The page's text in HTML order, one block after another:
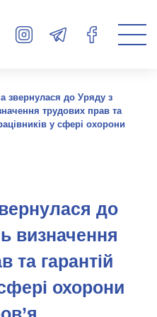
звернулася до Уряду з
трудових прав та
у сфері охорони
до
визначення
та гарантій
охорони